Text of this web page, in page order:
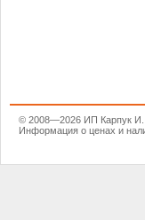
© 2008—2026 ИП Карпук И.
Информация о ценах и